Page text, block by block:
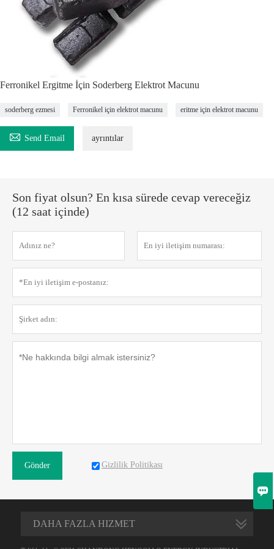
Ferronikel Ergitme İçin Soderberg Elektrot Macunu
soderberg ezmesi Ferronikel için elektrot macunu eritme için elektrot macunu
 Send Email ayrıntılar
Son fiyat olsun? En kısa sürede cevap vereceğiz
(12 saat içinde)
Gönder Gizlilik Politikası
DAHA FAZLA HIZMET
